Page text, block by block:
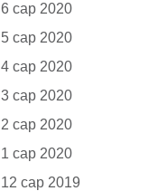
6 сар 2020
5 сар 2020
4 сар 2020
3 сар 2020
2 сар 2020
1 сар 2020
12 сар 2019